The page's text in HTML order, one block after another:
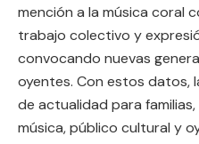
mención a la música coral
trabajo colectivo y
convocando nuevas
oyentes. Con estos datos,
de actualidad para
música, público cultural y